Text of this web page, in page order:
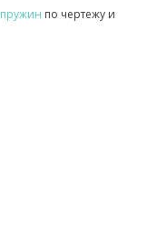
по чертежу и